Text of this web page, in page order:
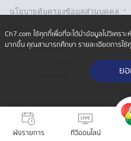
ผังรายการ ทีวีออนไลน์
นโยบายคุ้มครองข้อมูลส่วนบุคคล ·
นโยบายคุ้มครองข้อมูลส่วนบุคคล (อ
รับเรื่องร้องเรียน
Copyright © 2026 Bangkok
Ch7.com ใช้คุกกี้เพื่อที่จะได้นำข้อมูลไปวิเครา
มากขึ้น คุณสามารถศึกษา รายละเอียดการใช้
ย